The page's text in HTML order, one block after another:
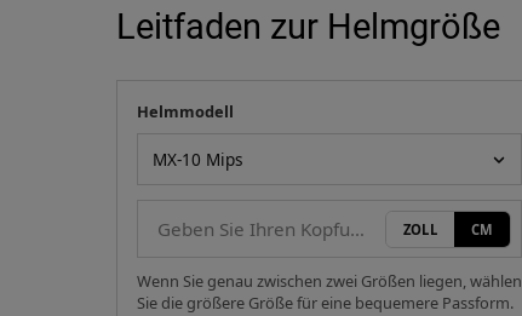
Leitfaden zur Helmgröße
Ihre Messung
Helmmodell
ZOLL CM
Wenn Sie genau zwischen zwei Größen liegen, wählen
Sie die größere Größe für eine bequemere Passform.